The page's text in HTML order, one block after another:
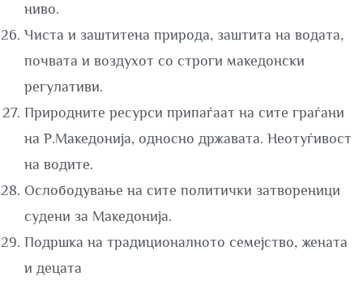
ниво.
Чиста и заштитена природа, заштита на водата,
почвата и воздухот со строги македонски
регулативи.
Природните ресурси припаѓаат на сите граѓани
на Р.Македонија, односно државата. Неотуѓивост
на водите.
Ослободување на сите политички затвореници
судени за Македонија.
Подршка на традиционалното семејство, жената
и децата